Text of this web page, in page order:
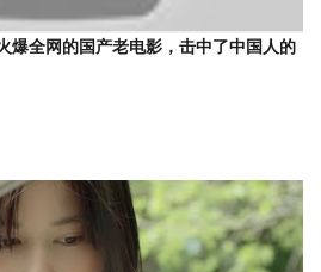
爆全网的国产老电影，击中了中国人的